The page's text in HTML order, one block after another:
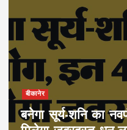
बीकानेर
बनेगा सूर्य-शनि का